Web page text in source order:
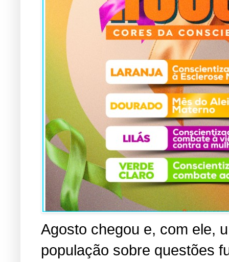
Agosto chegou e, com ele,
população sobre questões